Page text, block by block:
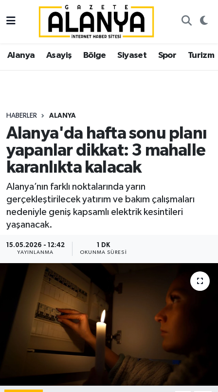
Alanya Asayiş Bölge Siyaset Spor Turizm
HABERLER ALANYA
Alanya'da hafta sonu planı
yapanlar dikkat: 3 mahalle
karanlıkta kalacak
Alanya’nın farklı noktalarında yarın
gerçekleştirilecek yatırım ve bakım çalışmaları
nedeniyle geniş kapsamlı elektrik kesintileri
yaşanacak.
15.05.2026 - 12:42
YAYINLANMA
1 DK
OKUNMA SÜRESI
Alanya
Asayiş
Siyaset
Spor
Turizm
Ekonomi
Gazipaşa
İstanbul Nöbetçi Eczaneler
İstanbul Hava Durumu
Süper Lig Puan Durumu ve Fikstür
Tüm Manşetler
Son Dakika Haberleri
Haber Arşivi